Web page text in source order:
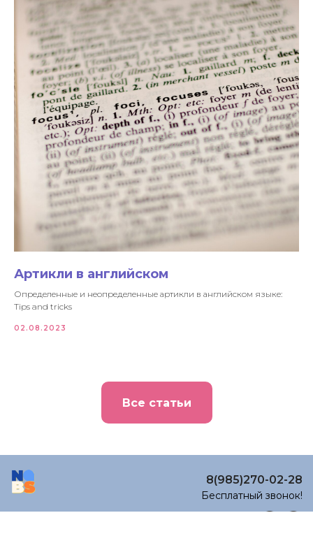
Артикли в английском
Определенные и неопределенные артикли в английском языке:
Tips and tricks
02.08.2023
Все статьи
Бесплатный звонок!
8(985)270-02-28